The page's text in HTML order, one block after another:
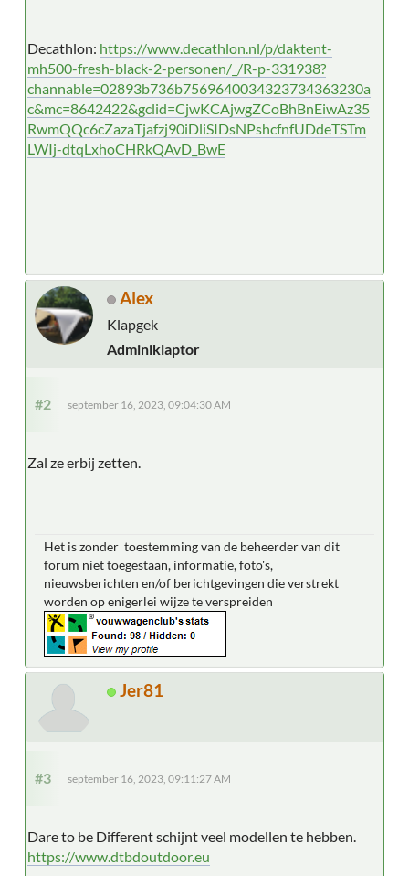
Decathlon: https://www.decathlon.nl/p/daktent-
mh500-fresh-black-2-personen/_/R-p-331938?
channable=02893b736b7569640034323734363230a
c&mc=8642422&gclid=CjwKCAjwgZCoBhBnEiwAz35
RwmQQc6cZazaTjafzj90iDliSIDsNPshcfnfUDdeTSTm
LWIj-dtqLxhoCHRkQAvD_BwE
Alex
Klapgek
Adminiklaptor
#2 september 16, 2023, 09:04:30 AM
Zal ze erbij zetten.
Het is zonder toestemming van de beheerder van dit
forum niet toegestaan, informatie, foto's,
nieuwsberichten en/of berichtgevingen die verstrekt
worden op enigerlei wijze te verspreiden
Jer81
#3 september 16, 2023, 09:11:27 AM
Dare to be Different schijnt veel modellen te hebben.
https://www.dtbdoutdoor.eu